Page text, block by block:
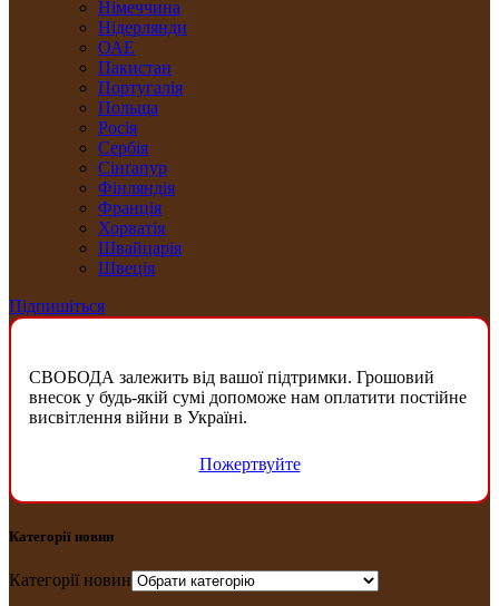
Німеччина
Нідерлянди
ОАЕ
Пакистан
Португалія
Польща
Росія
Сербія
Сінґапур
Фінляндія
Франція
Хорватія
Швайцарія
Швеція
Підпишіться
СВОБОДА залежить від вашої підтримки. Грошовий
внесок у будь-якій сумі допоможе нам оплатити постійне
висвітлення війни в Україні.
Пожертвуйте
Категорії новин
Категорії новин